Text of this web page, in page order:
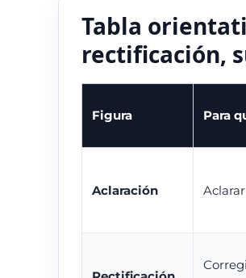
Tabla
rectificación,
Figura Para
Aclaración